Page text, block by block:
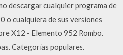
descargar cualquier programa de
o cualquiera de sus versiones
X12 - Elemento 952 Rombo.
Categorías populares.